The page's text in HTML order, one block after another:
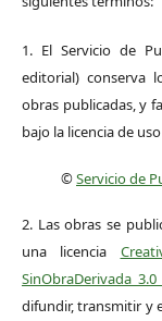
1. El Servicio de
editorial) conserva
obras publicadas, y
bajo la licencia de
©Servicio de
2. Las obras se
una licencia
SinObraDerivada 3.0
difundir, transmitir y